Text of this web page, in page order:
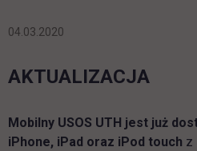
04.03.2020
AKTUALIZACJA
Mobilny USOS UTH jest już
iPhone, iPad oraz iPod touch z